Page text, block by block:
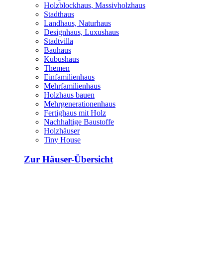
Holzblockhaus, Massivholzhaus
Stadthaus
Landhaus, Naturhaus
Designhaus, Luxushaus
Stadtvilla
Bauhaus
Kubushaus
Themen
Einfamilienhaus
Mehrfamilienhaus
Holzhaus bauen
Mehrgenerationenhaus
Fertighaus mit Holz
Nachhaltige Baustoffe
Holzhäuser
Tiny House
Zur Häuser-Übersicht